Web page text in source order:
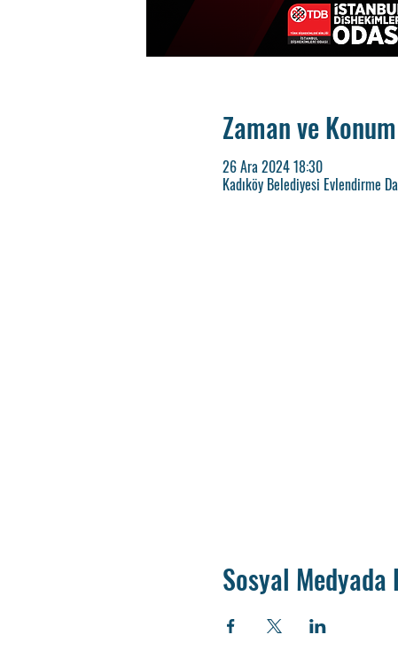
Zaman ve Konum
26 Ara 2024 18:30
Kadıköy Belediyesi Evlendirme
Sosyal Medyada